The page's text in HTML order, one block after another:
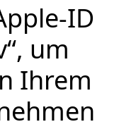
um
Ihrem